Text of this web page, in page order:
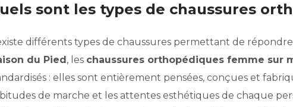
sont les types de chaussures
différents types de chaussures permettant de
du Pied , les chaussures orthopédiques femme sur
: elles sont entièrement pensées, conçues et
de marche et les attentes esthétiques de chaque